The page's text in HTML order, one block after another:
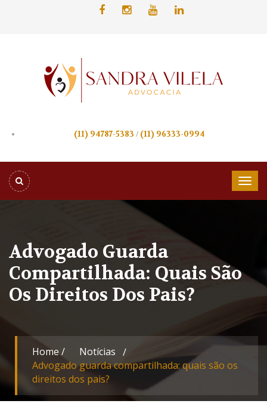
(11) 94787-5383 / (11) 96333-0994
Advogado Guarda
Compartilhada: Quais São
Os Direitos Dos Pais?
Home/
Notícias
Advogado guarda compartilhada: quais são os
direitos dos pais?